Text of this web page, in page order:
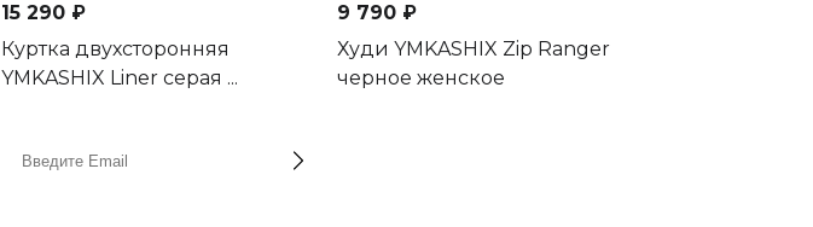
15 290 ₽
Куртка двухсторонняя
YMKASHIX Liner серая ...
9 790 ₽
Худи YMKASHIX Zip Ranger
черное женское